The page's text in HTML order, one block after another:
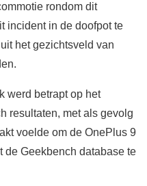
rondom dit
incident in de doofpot te
het gezichtsveld van
.
werd betrapt op het
resultaten, met als gevolg
voelde om de OnePlus 9
de Geekbench database te